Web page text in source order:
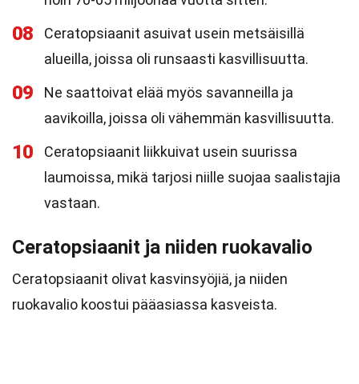
08
Ceratopsiaanit asuivat usein metsäisillä
alueilla, joissa oli runsaasti kasvillisuutta.
09
Ne saattoivat elää myös savanneilla ja
aavikoilla, joissa oli vähemmän kasvillisuutta.
10
Ceratopsiaanit liikkuivat usein suurissa
laumoissa, mikä tarjosi niille suojaa saalistajia
vastaan.
Ceratopsiaanit ja niiden ruokavalio
Ceratopsiaanit olivat kasvinsyöjiä, ja niiden
ruokavalio koostui pääasiassa kasveista.